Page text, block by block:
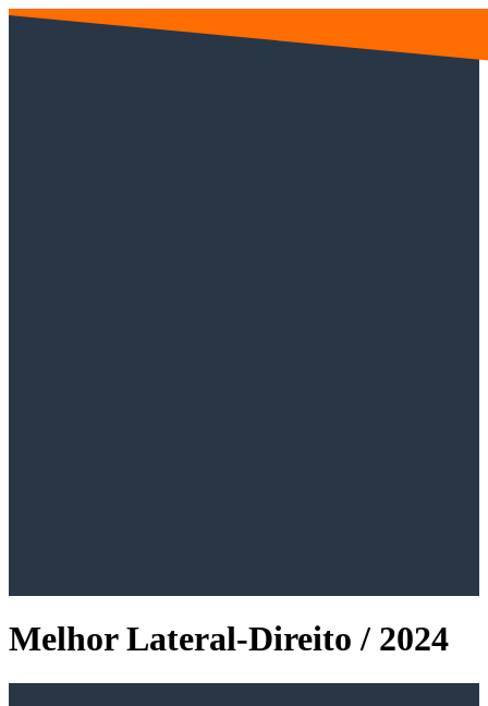
Melhor Lateral-Direito / 2024